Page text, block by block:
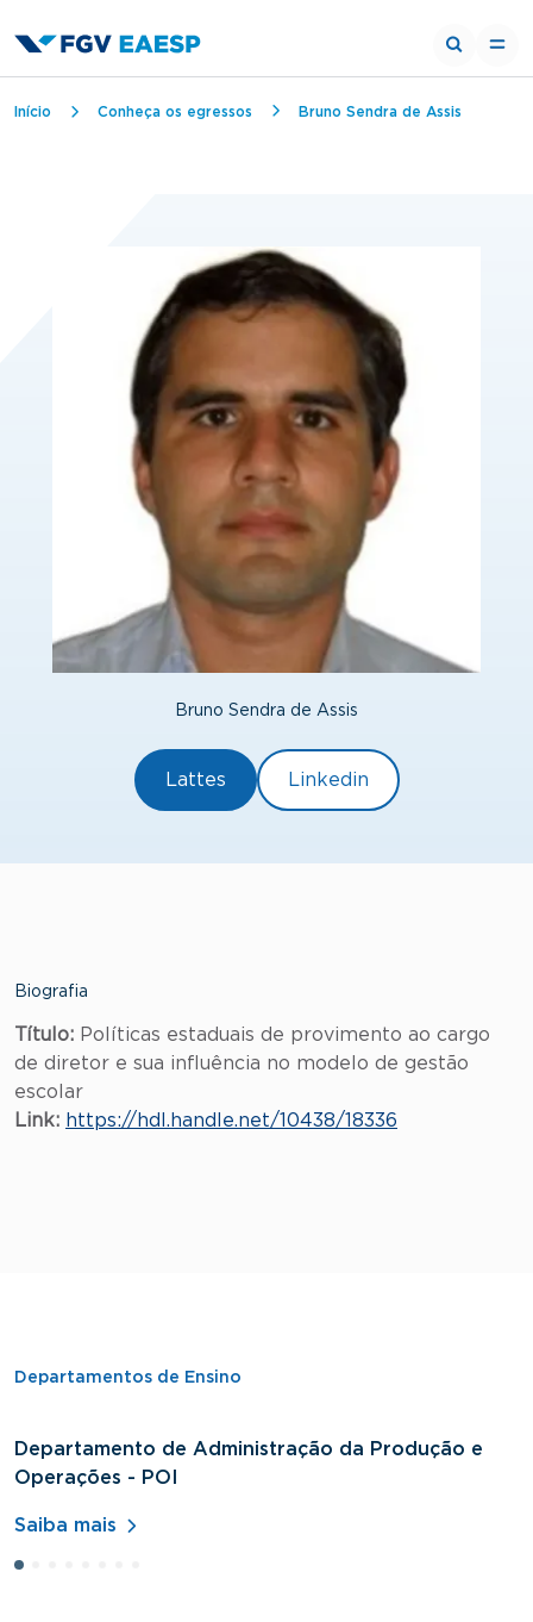
Trilha de navegação
Início Conheça os egressos Bruno Sendra de Assis
Bruno Sendra de Assis
Lattes Linkedin
Biografia
Título: Políticas estaduais de provimento ao cargo
de diretor e sua influência no modelo de gestão
escolar
Link: https://hdl.handle.net/10438/18336
Departamentos de Ensino
Departamento de Administração da Produção e
Operações - POI
Saiba mais